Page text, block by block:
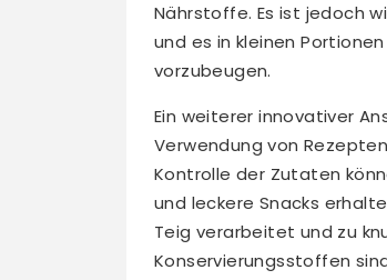
Nährstoffe. Es ist jedoch
und es in kleinen
vorzubeugen.
Ein weiterer innovativer
Verwendung von
Kontrolle der Zutaten
und leckere Snacks
Teig verarbeitet und zu
Konservierungsstoffen